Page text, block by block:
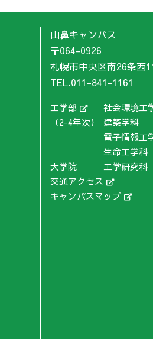
山鼻キャンパス
〒064-0926
札幌市中央区南26条西
TEL.011-841-1161
工学部
（2-4年次）
社会環境工
建築学科
電子情報工
生命工学科
大学院
工学研究科
交通アクセス
キャンパスマップ